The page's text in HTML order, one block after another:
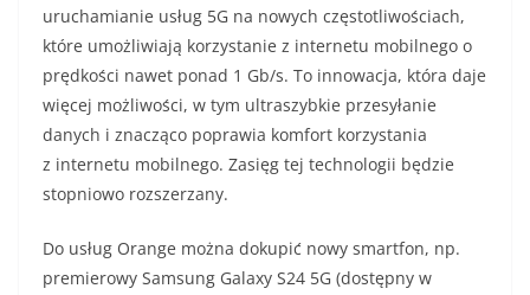
uruchamianie usług 5G na nowych częstotliwościach,
które umożliwiają korzystanie z internetu mobilnego o
prędkości nawet ponad 1 Gb/s. To innowacja, która daje
więcej możliwości, w tym ultraszybkie przesyłanie
danych i znacząco poprawia komfort korzystania
z internetu mobilnego. Zasięg tej technologii będzie
stopniowo rozszerzany.
Do usług Orange można dokupić nowy smartfon, np.
premierowy Samsung Galaxy S24 5G (dostępny w